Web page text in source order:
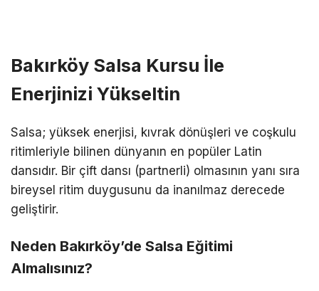
Bakırköy Salsa Kursu İle
Enerjinizi Yükseltin
Salsa; yüksek enerjisi, kıvrak dönüşleri ve coşkulu
ritimleriyle bilinen dünyanın en popüler Latin
dansıdır. Bir çift dansı (partnerli) olmasının yanı sıra
bireysel ritim duygusunu da inanılmaz derecede
geliştirir.
Neden Bakırköy’de Salsa Eğitimi
Almalısınız?